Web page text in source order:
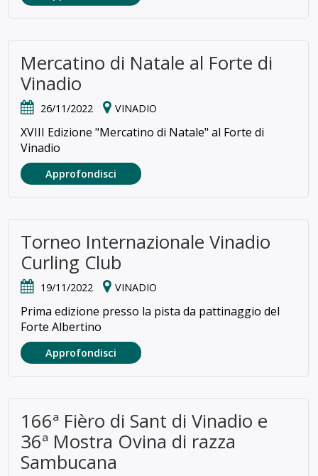
Mercatino di Natale al Forte di
Vinadio
26/11/2022 VINADIO
XVIII Edizione "Mercatino di Natale" al Forte di
Vinadio
Approfondisci
Torneo Internazionale Vinadio
Curling Club
19/11/2022 VINADIO
Prima edizione presso la pista da pattinaggio del
Forte Albertino
Approfondisci
166ª Fièro di Sant di Vinadio e
36ª Mostra Ovina di razza
Sambucana